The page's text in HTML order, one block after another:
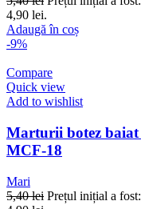
4,90 lei.
Adaugă în coș
-9%
Compare
Quick view
Add to wishlist
Marturii botez
MCF-18
Mari
5,40lei Prețul inițial a